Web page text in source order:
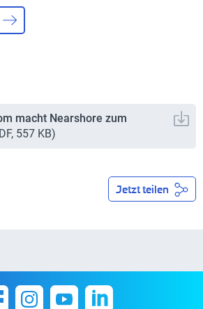
macht Nearshore zum
, 557 KB)
Jetzt teilen